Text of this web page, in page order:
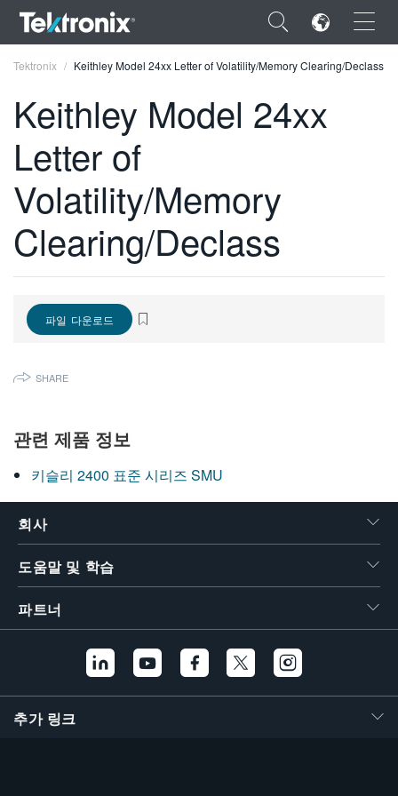
×
ENGLISH
FRANÇAIS
DEUTSCH
VIỆT NAM
한국어
Tektronix Keithley Model 24xx Letter of Volatility/Memory Clearing/Declass
Keithley Model 24xx
Letter of
Volatility/Memory
Clearing/Declass
파일 다운로드
SHARE
관련 제품 정보
키슬리 2400 표준 시리즈 SMU
회사
도움말 및 학습
파트너
추가 링크